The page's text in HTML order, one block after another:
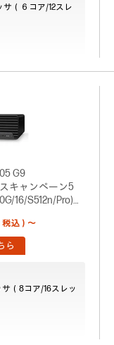
サ（６コア/12スレ
G9
キャンペーン5
16/S512n/Pro)
税込）～
ら
（8コア/16スレッ